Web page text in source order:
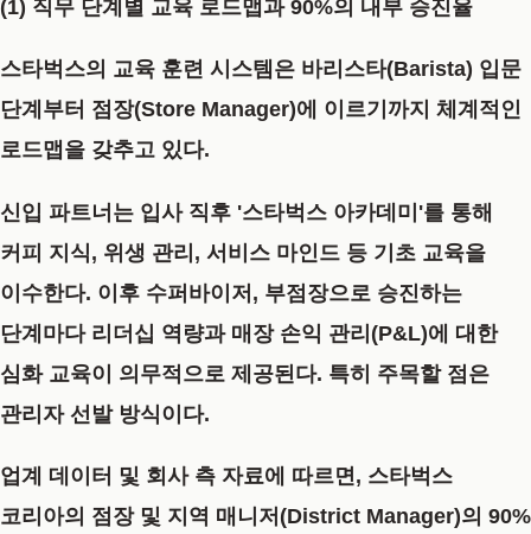
(1) 직무 단계별 교육 로드맵과 90%의 내부 승진율
스타벅스의 교육 훈련 시스템은 바리스타(Barista) 입문
단계부터 점장(Store Manager)에 이르기까지 체계적인
로드맵을 갖추고 있다.
신입 파트너는 입사 직후 '스타벅스 아카데미'를 통해
커피 지식, 위생 관리, 서비스 마인드 등 기초 교육을
이수한다. 이후 수퍼바이저, 부점장으로 승진하는
단계마다 리더십 역량과 매장 손익 관리(P&L)에 대한
심화 교육이 의무적으로 제공된다. 특히 주목할 점은
관리자 선발 방식이다.
업계 데이터 및 회사 측 자료에 따르면, 스타벅스
코리아의 점장 및 지역 매니저(District Manager)의 90%